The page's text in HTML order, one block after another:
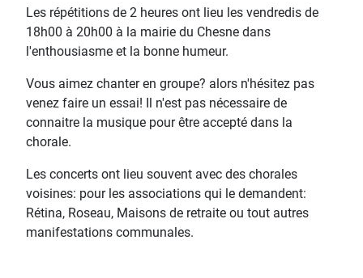
Les répétitions de 2 heures ont lieu les vendredis de
18h00 à 20h00 à la mairie du Chesne dans
l'enthousiasme et la bonne humeur.
Vous aimez chanter en groupe? alors n'hésitez pas
venez faire un essai! Il n'est pas nécessaire de
connaitre la musique pour être accepté dans la
chorale.
Les concerts ont lieu souvent avec des chorales
voisines: pour les associations qui le demandent:
Rétina, Roseau, Maisons de retraite ou tout autres
manifestations communales.